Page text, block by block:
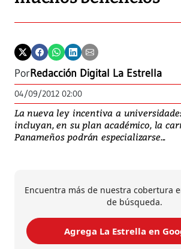
PorRedacción Digital La Estrella
04/09/2012 02:00
La nueva ley incentiva a
incluyan, en su plan académico, la
Panameños podrán especializarse...
Encuentra más de nuestra cobertura
de búsqueda.
Agrega La Estrella en